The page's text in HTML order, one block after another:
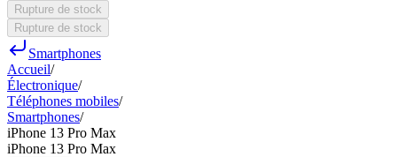
Rupture de stock
Rupture de stock
Smartphones
Accueil/
Électronique/
Téléphones mobiles/
Smartphones/
iPhone 13 Pro Max
iPhone 13 Pro Max